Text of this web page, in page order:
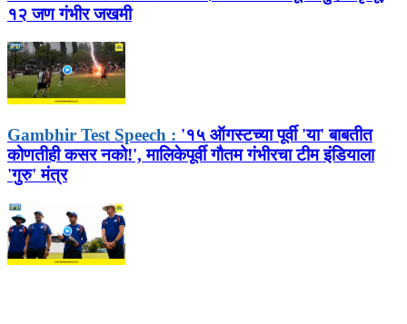
१२ जण गंभीर जखमी
Gambhir Test Speech : '१५ ऑगस्टच्या पूर्वी 'या' बाबतीत
कोणतीही कसर नको!', मालिकेपूर्वी गौतम गंभीरचा टीम इंडियाला
'गुरु' मंत्र